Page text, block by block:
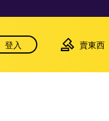
登入 賣東西